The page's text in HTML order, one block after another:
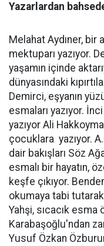
Yazarlardan
Melahat Aydıner,
mektuparı yazıyor.
yaşamın içinde
dünyasındaki
Demirci, eşyanın
esmaları yazıyor.
yazıyor Ali
çocuklara yazıyor.
dair bakışları Söz
esmalı bir hayatın,
keşfe çıkıyor.
okumaya tabi
Yahşi, sıcacık esma
Karabaşoğlu'ndan
Yusuf Özkan